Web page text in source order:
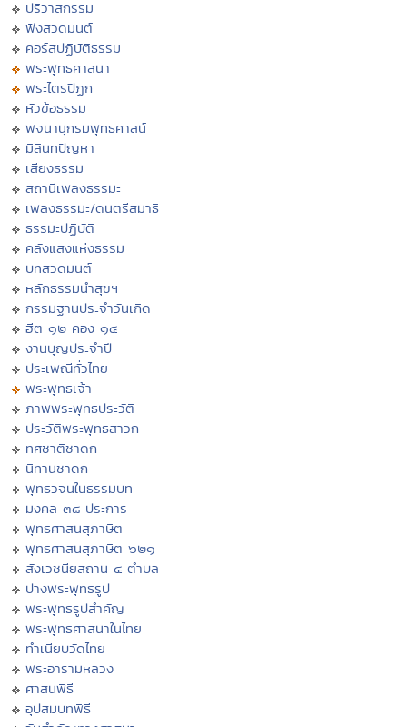
ปริวาสกรรม
ฟังสวดมนต์
คอร์สปฏิบัติธรรม
พระพุทธศาสนา
พระไตรปิฏก
หัวข้อธรรม
พจนานุกรมพุทธศาสน์
มิลินทปัญหา
เสียงธรรม
สถานีเพลงธรรมะ
เพลงธรรมะ/ดนตรีสมาธิ
ธรรมะปฏิบัติ
คลังแสงแห่งธรรม
บทสวดมนต์
หลักธรรมนำสุขฯ
กรรมฐานประจำวันเกิด
ฮีต ๑๒ คอง ๑๔
งานบุญประจำปี
ประเพณีทั่วไทย
พระพุทธเจ้า
ภาพพระพุทธประวัติ
ประวัติพระพุทธสาวก
ทศชาติชาดก
นิทานชาดก
พุทธวจนในธรรมบท
มงคล ๓๘ ประการ
พุทธศาสนสุภาษิต
พุทธศาสนสุภาษิต ๖๒๑
สังเวชนียสถาน ๔ ตำบล
ปางพระพุทธรูป
พระพุทธรูปสำคัญ
พระพุทธศาสนาในไทย
ทำเนียบวัดไทย
พระอารามหลวง
ศาสนพิธี
อุปสมบทพิธี